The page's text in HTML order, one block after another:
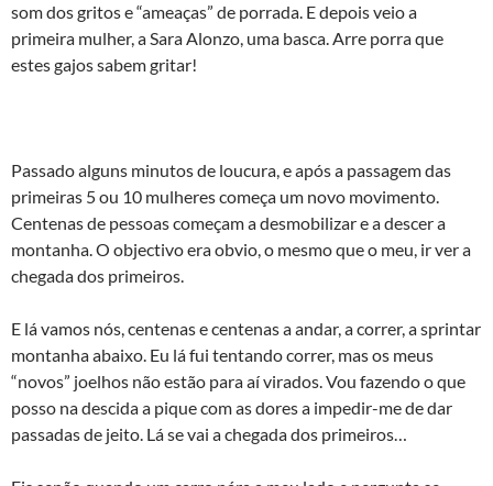
som dos gritos e “ameaças” de porrada. E depois veio a
primeira mulher, a Sara Alonzo, uma basca. Arre porra que
estes gajos sabem gritar!
Passado alguns minutos de loucura, e após a passagem das
primeiras 5 ou 10 mulheres começa um novo movimento.
Centenas de pessoas começam a desmobilizar e a descer a
montanha. O objectivo era obvio, o mesmo que o meu, ir ver a
chegada dos primeiros.
E lá vamos nós, centenas e centenas a andar, a correr, a sprintar
montanha abaixo. Eu lá fui tentando correr, mas os meus
“novos” joelhos não estão para aí virados. Vou fazendo o que
posso na descida a pique com as dores a impedir-me de dar
passadas de jeito. Lá se vai a chegada dos primeiros…